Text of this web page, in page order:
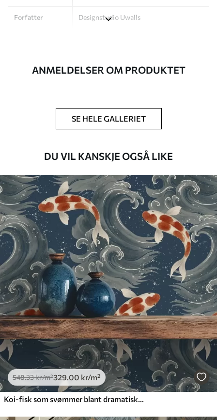
Forfatter Designstudio Uwalls
Du kan legge til et lakkbelegg og/eller
Rengjøring
Tapetet kan rengjøres skånsomt med en
rengjøres med vann.
Påføringsmetode Sømløs applikasjon
Tilgjengelige materialer
Standard
548 .33 329.00kr/m²
Premium
665.00399.00kr/m²
Premium vinyl
.00390 .00kr/m²
ANMELDELSER OM PRODUKTET
SE HELE GALLERIET
DU VIL KANSKJE OGSÅ LIKE
548.33kr/m²329.00 kr/m²
Koi-fisk som svømmer blant dramatiske havbølger